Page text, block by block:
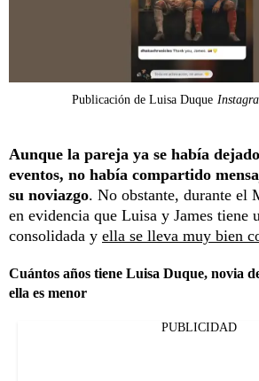
Publicación de Luisa Duque
Aunque la pareja ya se había
eventos, no había compartido
su noviazgo. No obstante, durante el
en evidencia que Luisa y James tiene
consolidada y ella se lleva muy bien
Cuántos años tiene Luisa Duque, novia
ella es menor
PUBLICIDAD